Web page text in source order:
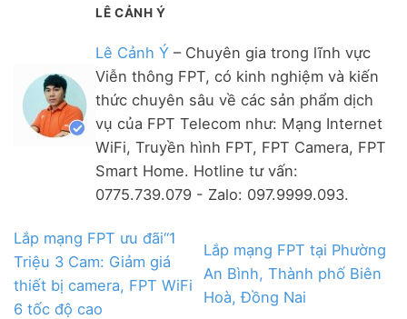
LÊ CẢNH Ý
Lê Cảnh Ý – Chuyên gia trong lĩnh vực
Viễn thông FPT, có kinh nghiệm và kiến
thức chuyên sâu về các sản phẩm dịch
vụ của FPT Telecom như: Mạng Internet
WiFi, Truyền hình FPT, FPT Camera, FPT
Smart Home. Hotline tư vấn:
0775.739.079 - Zalo: 097.9999.093.
Lắp mạng FPT ưu đãi“1
Triệu 3 Cam: Giảm giá
thiết bị camera, FPT WiFi
6 tốc độ cao
Lắp mạng FPT tại Phường
An Bình, Thành phố Biên
Hoà, Đồng Nai